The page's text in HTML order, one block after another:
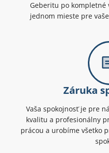
Geberitu po kompletné
jednom mieste pre
Záruka
Vaša spokojnosť je pre
kvalitu a profesionálny
prácou a urobíme všetko